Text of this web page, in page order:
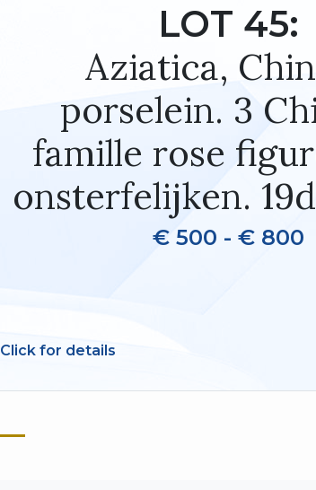
LOT 45:
Aziatica,
porselein. 3
famille rose
onsterfelijken.
€ 500 - € 800
Click for details